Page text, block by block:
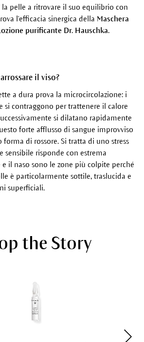
pelle a ritrovare il suo equilibrio con
l'efficacia sinergica della Maschera
purificante Dr. Hauschka.
il viso?
a dura prova la microcircolazione: i
si contraggono per trattenere il calore
si dilatano rapidamente
forte afflusso di sangue improvviso
di rossore. Si tratta di uno stress
sensibile risponde con estrema
e il naso sono le zone più colpite perché
è particolarmente sottile, traslucida e
superficiali.
the Story